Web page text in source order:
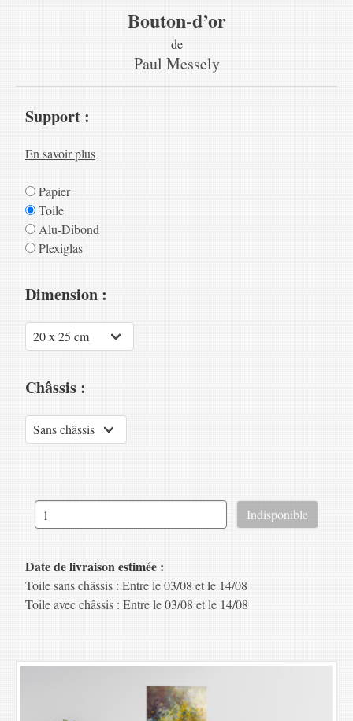
Bouton-d’or
de
Paul Messely
Support :
En savoir plus
Papier
Toile
Alu-Dibond
Plexiglas
Dimension :
Châssis :
Date de livraison estimée :
Toile sans châssis : Entre le 03/08 et le 14/08
Toile avec châssis : Entre le 03/08 et le 14/08